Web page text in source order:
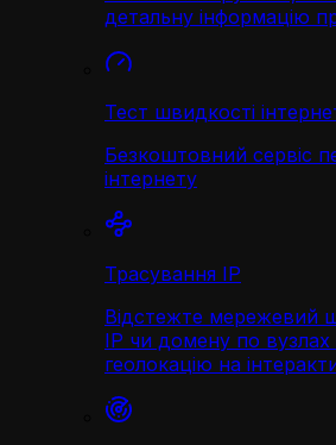
детальну інформацію
Тест швидкості
Безкоштовний сервіс
інтернету
Трасування IP
Відстежте мережевий
IP чи домену по вузлах
геолокацію на